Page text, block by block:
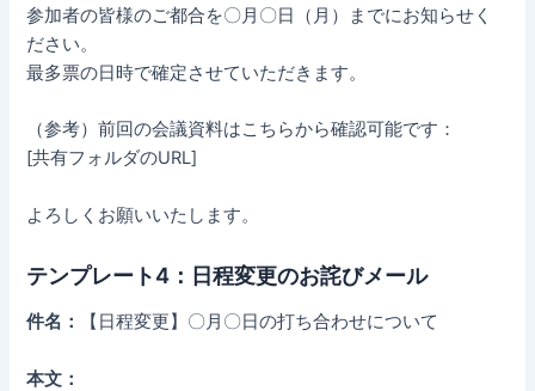
参加者の皆様のご都合を〇月〇日（月）までにお知らせく
ださい。
最多票の日時で確定させていただきます。
（参考）前回の会議資料はこちらから確認可能です：
[共有フォルダのURL]
よろしくお願いいたします。
テンプレート4：日程変更のお詫びメール
件名： 【日程変更】〇月〇日の打ち合わせについて
本文：